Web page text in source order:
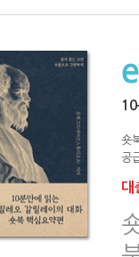
10
숏
공
대